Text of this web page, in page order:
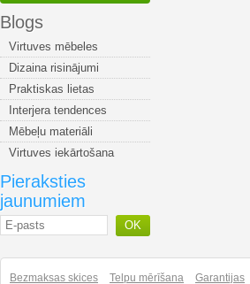
Blogs
Virtuves mēbeles
Dizaina risinājumi
Praktiskas lietas
Interjera tendences
Mēbeļu materiāli
Virtuves iekārtošana
Pieraksties
jaunumiem
OK
Bezmaksas skices Telpu mērīšana Garantijas